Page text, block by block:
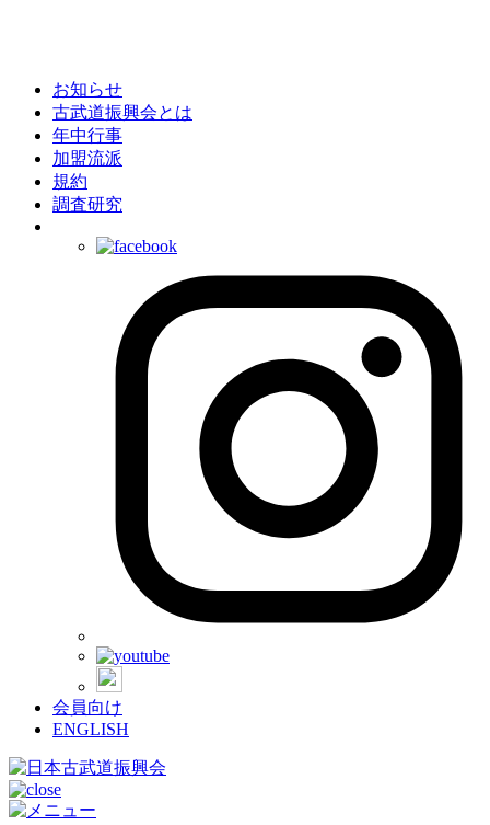
お知らせ
古武道振興会とは
年中行事
加盟流派
規約
調査研究
会員向け
ENGLISH